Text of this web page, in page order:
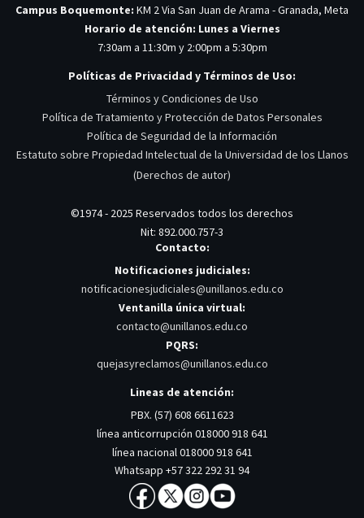
Campus Boquemonte: KM 2 Via San Juan de Arama - Granada, Meta
Horario de atención: Lunes a Viernes
7:30am a 11:30m y 2:00pm a 5:30pm
Políticas de Privacidad y Términos de Uso:
Términos y Condiciones de Uso
Política de Tratamiento y Protección de Datos Personales
Política de Seguridad de la Información
Estatuto sobre Propiedad Intelectual de la Universidad de los Llanos
(Derechos de autor)
©1974 - 2025 Reservados todos los derechos
Nit: 892.000.757-3
Contacto:
Notificaciones judiciales:
notificacionesjudiciales@unillanos.edu.co
Ventanilla única virtual:
contacto@unillanos.edu.co
PQRS:
quejasyreclamos@unillanos.edu.co
Lineas de atención:
PBX. (57) 608 6611623
línea anticorrupción 018000 918 641
línea nacional 018000 918 641
Whatsapp +57 322 292 31 94